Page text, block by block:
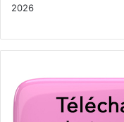
2026